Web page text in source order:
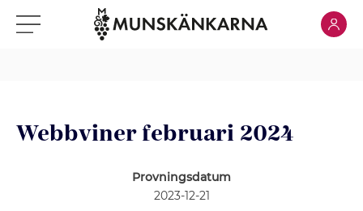
Klicka för meny Klicka
Webbviner februari 2024
Provningsdatum
2023-12-21